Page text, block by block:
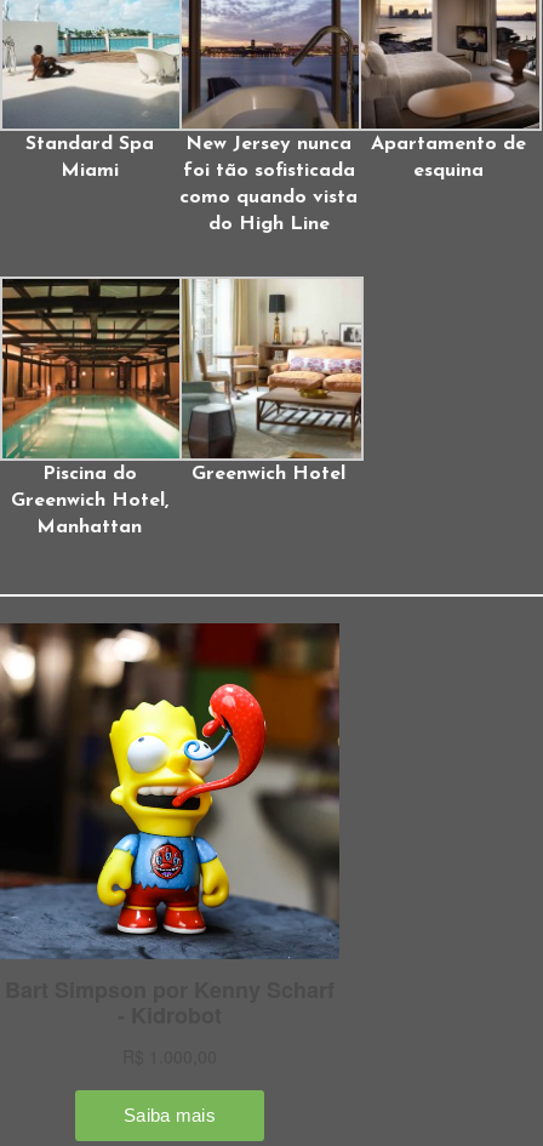
Standard Spa
Miami
New Jersey nunca
foi tão sofisticada
como quando vista
do High Line
Apartamento de
esquina
Piscina do
Greenwich Hotel,
Manhattan
Greenwich Hotel